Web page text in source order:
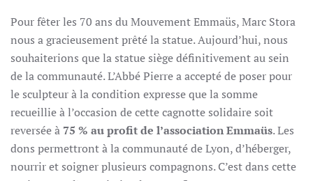
Pour fêter les 70 ans du Mouvement Emmaüs, Marc Stora
nous a gracieusement prêté la statue. Aujourd’hui, nous
souhaiterions que la statue siège définitivement au sein
de la communauté. L’Abbé Pierre a accepté de poser pour
le sculpteur à la condition expresse que la somme
recueillie à l’occasion de cette cagnotte solidaire soit
reversée à 75 % au profit de l’association Emmaüs. Les
dons permettront à la communauté de Lyon, d’héberger,
nourrir et soigner plusieurs compagnons. C’est dans cette